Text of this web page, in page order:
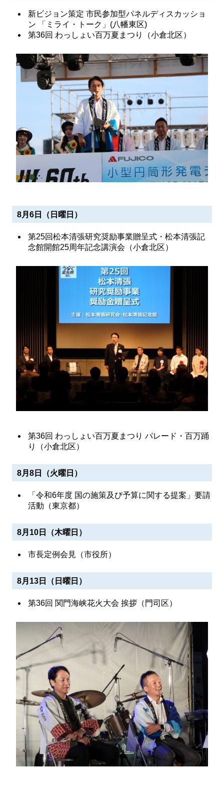
新ビジョン策定 市民参加型パネルディスカッショ
ン 「ミライ・トーク」(八幡東区)
第36回 わっしょい百万夏まつり（小倉北区）
8月6日（日曜日）
第25回松本清張研究奨励事業贈呈式・松本清張記
念館開館25周年記念講演会（小倉北区）
第36回 わっしょい百万夏まつり パレード・百万踊
り（小倉北区）
8月8日（火曜日）
「令和6年度 国の施策及び予算に関する提案」要請
活動（東京都）
8月10日（木曜日）
市長定例会見（市役所）
8月13日（日曜日）
第36回 関門海峡花火大会 挨拶（門司区）